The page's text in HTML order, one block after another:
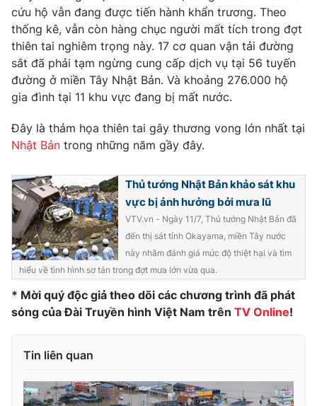
Câu chuyện quốc tế
Tài chính
Thị trường
Góc doanh nghiệp
Dữ liệu và đời sống
Truyền hình
Phim VTV
Nhân vật
Khán giả
Giải sao mai
Giải trí
Điện ảnh
Sao
Đời sống
Làm đẹp
Chất lượng cuộc sống
Giáo dục
Tuyển sinh
Học trực tuyến
Công nghệ
Hitech Công nghệ tương lai
Sản phẩm
Thị trường
Giao lưu trực tuyến
Lịch phát sóng
Chuyên mục khác
Emagazine Podcast
cứu hộ vẫn đang được tiến hành khẩn trương. Theo
thống kê, vẫn còn hàng chục người mất tích trong đợt
thiên tai nghiêm trọng này. 17 cơ quan vận tải đường
sắt đã phải tạm ngừng cung cấp dịch vụ tại 56 tuyến
đường ở miền Tây Nhật Bản. Và khoảng 276.000 hộ
gia đình tại 11 khu vực đang bị mất nước.
Đây là thảm họa thiên tai gây thương vong lớn nhất tại
Nhật Bản trong những năm gầy đây.
Thủ tướng Nhật Bản khảo sát khu
vực bị ảnh hưởng bởi mưa lũ
VTV.vn - Ngày 11/7, Thủ tướng Nhật Bản đã
đến thị sát tỉnh Okayama, miền Tây nước
này nhằm đánh giá mức độ thiệt hại và tìm
hiểu về tình hình sơ tán trong đợt mưa lớn vừa qua.
* Mời quý độc giả theo dõi các chương trình đã phát
sóng của Đài Truyền hình Việt Nam trên TV Online!
Tin liên quan